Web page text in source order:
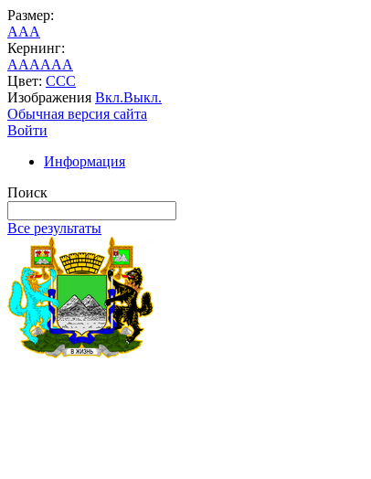
Размер:
AAA
Кернинг:
AAAAAA
Цвет: CCC
Изображения Вкл.Выкл.
Обычная версия сайта
Войти
Информация
Поиск
Все результаты